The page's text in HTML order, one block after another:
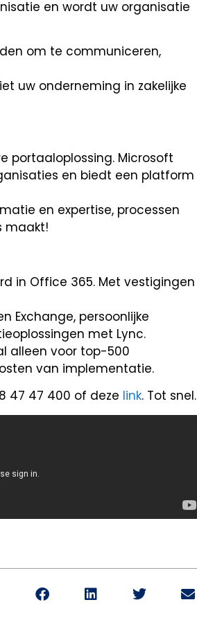
en wordt uw organisatie
om te communiceren,
uw onderneming in zakelijke
portaaloplossing. Microsoft
en biedt een platform
en expertise, processen
maakt!
in Office 365. Met vestigingen
Exchange, persoonlijke
met Lync.
alleen voor top-500
van implementatie.
47 47 400 of deze link. Tot snel.